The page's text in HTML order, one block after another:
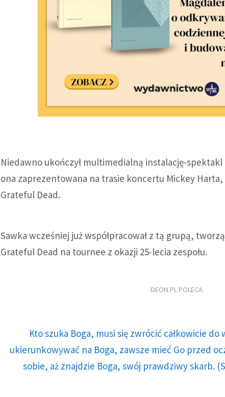
Niedawno ukończył multimedialną instalację-
ona zaprezentowana na trasie koncertu Mickey
Grateful Dead.
Sawka wcześniej już współpracował z tą grupą,
Grateful Dead na tournee z okazji 25-lecia zespołu.
DEON.PL POLECA
Kto szuka Boga, musi się zwrócić całkowicie
ukierunkowywać na Boga, zawsze mieć Go przed
sobie, aż znajdzie Boga, swój prawdziwy skarb.